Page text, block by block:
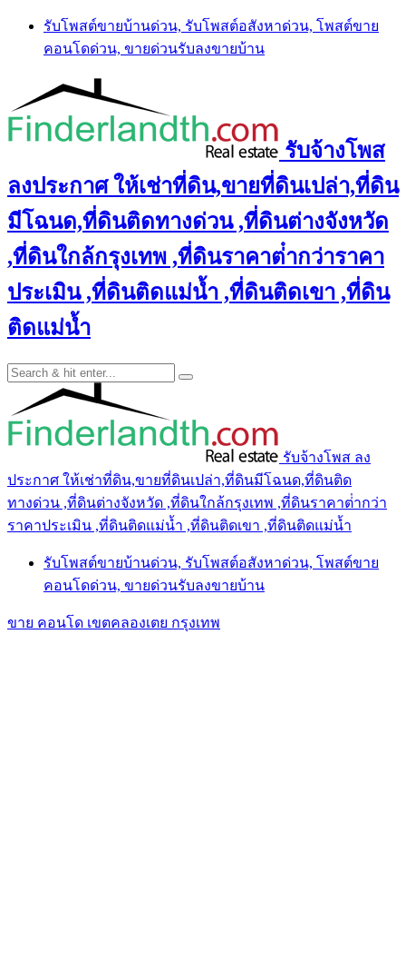
Skip
content
รับโพสต์ขายบ้านด่วน, รับโพสต์อสังหาด่วน, โพสต์ขาย
คอนโดด่วน, ขายด่วนรับลงขายบ้าน
รับจ้างโพส
ลงประกาศ ให้เช่าที่ดิน,ขายที่ดินเปล่า,ที่ดิน
มีโฉนด,ที่ดินติดทางด่วน ,ที่ดินต่างจังหวัด
,ที่ดินใกล้กรุงเทพ ,ที่ดินราคาต่ํากว่าราคา
ประเมิน ,ที่ดินติดแม่น้ำ ,ที่ดินติดเขา ,ที่ดิน
ติดแม่น้ำ
รับจ้างโพส ลง
ประกาศ ให้เช่าที่ดิน,ขายที่ดินเปล่า,ที่ดินมีโฉนด,ที่ดินติด
ทางด่วน ,ที่ดินต่างจังหวัด ,ที่ดินใกล้กรุงเทพ ,ที่ดินราคาต่ํากว่า
ราคาประเมิน ,ที่ดินติดแม่น้ำ ,ที่ดินติดเขา ,ที่ดินติดแม่น้ำ
รับโพสต์ขายบ้านด่วน, รับโพสต์อสังหาด่วน, โพสต์ขาย
คอนโดด่วน, ขายด่วนรับลงขายบ้าน
ขาย คอนโด เขตคลองเตย กรุงเทพ